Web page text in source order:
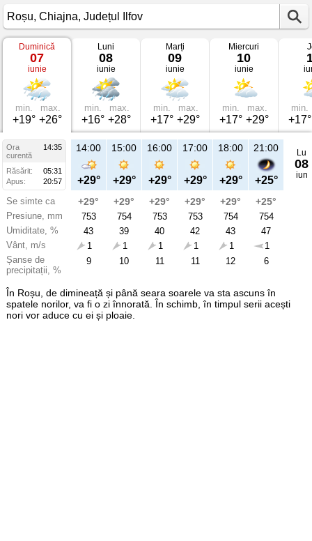
Vremea
Roșu
07
iunie
2026
Chiajna,
Județul
Duminică
07
iunie
min.
+19°
max.
+26°
Luni
08
iunie
min.
+16°
max.
+28°
Marți
09
iunie
min.
+17°
max.
+29°
Miercuri
10
iunie
min.
+17°
max.
+29°
min.
+17°
Ora
14:35
curentă
Răsărit:
05:31
Apus:
20:57
Se simte ca
Presiune, mm
Umiditate, %
Vânt, m/s
Șanse de
precipitații, %
14:00
+29°
+29°
753
43
1
9
15:00
+29°
+29°
754
39
1
10
16:00
+29°
+29°
753
40
1
11
17:00
+29°
+29°
753
42
1
11
18:00
+29°
+29°
754
43
1
12
21:00
+25°
+25°
754
47
1
6
Lu
08
iun
În Roșu, de dimineață și până seara soarele va sta ascuns în
spatele norilor, va fi o zi înnorată. În schimb, în timpul serii acești
nori vor aduce cu ei și ploaie.